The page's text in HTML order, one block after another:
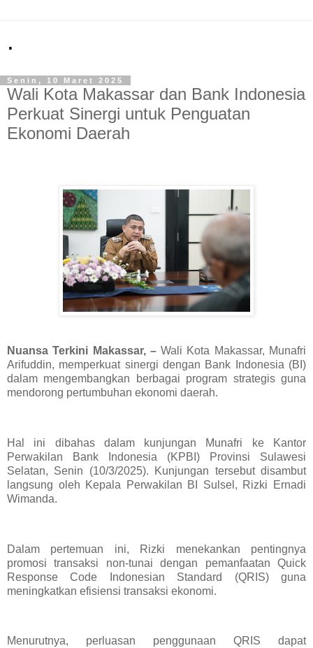
.
Senin, 10 Maret 2025
Wali Kota Makassar dan Bank Indonesia
Perkuat Sinergi untuk Penguatan
Ekonomi Daerah
Nuansa Terkini Makassar, –Wali Kota Makassar, Munafri
Arifuddin, memperkuat sinergi dengan Bank Indonesia (BI)
dalam mengembangkan berbagai program strategis guna
mendorong pertumbuhan ekonomi daerah.
Hal ini dibahas dalam kunjungan Munafri ke Kantor
Perwakilan Bank Indonesia (KPBI) Provinsi Sulawesi
Selatan, Senin (10/3/2025). Kunjungan tersebut disambut
langsung oleh Kepala Perwakilan BI Sulsel, Rizki Ernadi
Wimanda.
Dalam pertemuan ini, Rizki menekankan pentingnya
promosi transaksi non-tunai dengan pemanfaatan Quick
Response Code Indonesian Standard (QRIS) guna
meningkatkan efisiensi transaksi ekonomi.
Menurutnya, perluasan penggunaan QRIS dapat